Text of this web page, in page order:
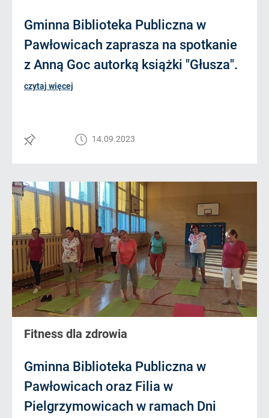
Gminna Biblioteka Publiczna w
Pawłowicach zaprasza na spotkanie
z Anną Goc autorką książki "Głusza".
czytaj więcej
14.09.2023
Fitness dla zdrowia
Gminna Biblioteka Publiczna w
Pawłowicach oraz Filia w
Pielgrzymowicach w ramach Dni